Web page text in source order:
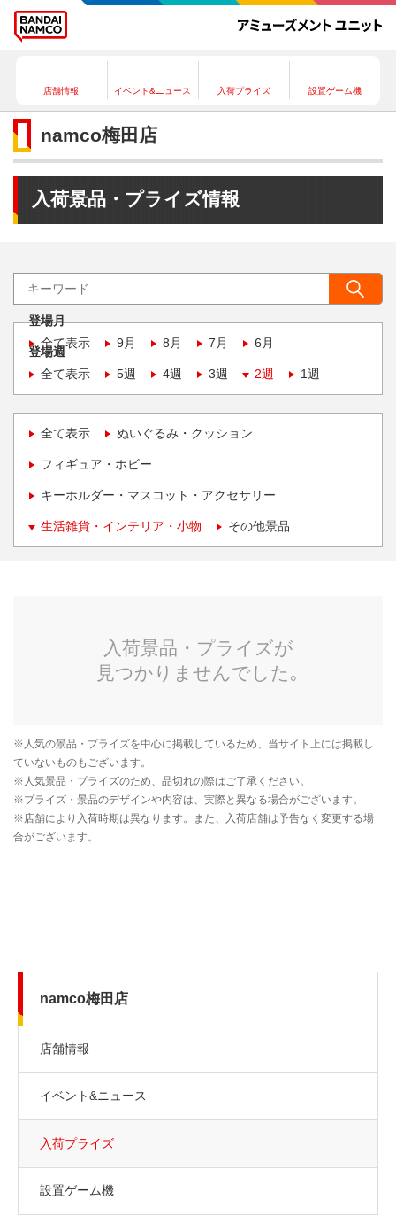
店舗情報 イベント&ニュース 入荷プライズ 設置ゲーム機
namco梅田店
入荷景品・プライズ情報
登場月
全て表示
9月 8月 7月 6月
登場週
全て表示
5週 4週 3週 2週 1週
全て表示 ぬいぐるみ・クッション
フィギュア・ホビー
キーホルダー・マスコット・アクセサリー
生活雑貨・インテリア・小物 その他景品
namco梅田店
店舗情報
イベント&ニュース
入荷プライズ
設置ゲーム機